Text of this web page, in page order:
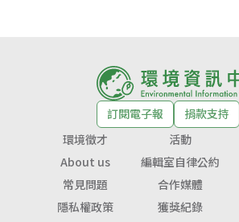
訂閱電子報
捐款支持
環境徵才
活動
About us
編輯室自律公約
常見問題
合作媒體
隱私權政策
獲獎紀錄